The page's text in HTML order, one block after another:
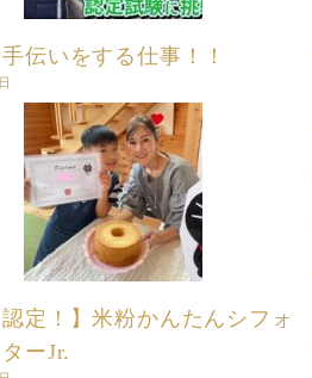
伝いをする仕事！！
認定！】米粉かんたんシフォ
ーJr.